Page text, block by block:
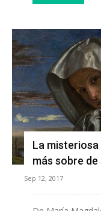
La misteriosa
más sobre
Sep 12, 2017